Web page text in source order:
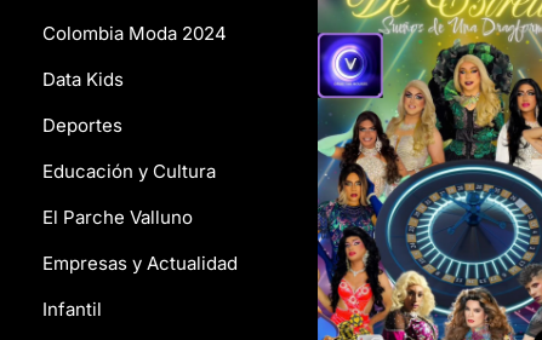
Colombia Moda 2024
Data Kids
Deportes
Educación y Cultura
El Parche Valluno
Empresas y Actualidad
Infantil